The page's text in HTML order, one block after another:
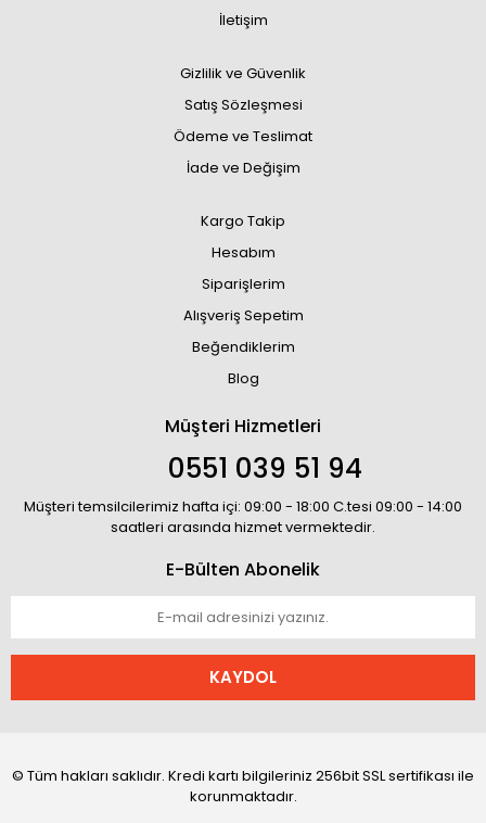
İletişim
Gizlilik ve Güvenlik
Satış Sözleşmesi
Ödeme ve Teslimat
İade ve Değişim
Kargo Takip
Hesabım
Siparişlerim
Alışveriş Sepetim
Beğendiklerim
Blog
Müşteri Hizmetleri
0551 039 51 94
Müşteri temsilcilerimiz hafta içi: 09:00 - 18:00 C.tesi 09:00 - 14:00
saatleri arasında hizmet vermektedir.
E-Bülten Abonelik
KAYDOL
© Tüm hakları saklıdır. Kredi kartı bilgileriniz 256bit SSL sertifikası ile
korunmaktadır.